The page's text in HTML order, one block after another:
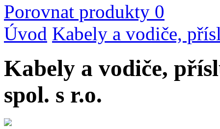
Porovnat produkty 0
Úvod Kabely a vodiče,
Kabely a vodiče,
spol. s r.o.